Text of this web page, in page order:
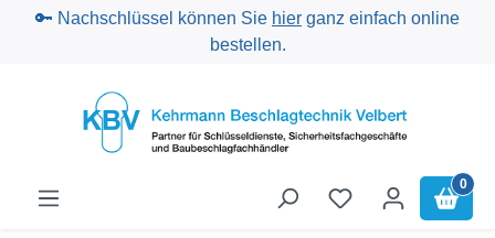
Zum Hauptinhalt springen
🔑 Nachschlüssel können Sie hier ganz einfach online
bestellen.
0